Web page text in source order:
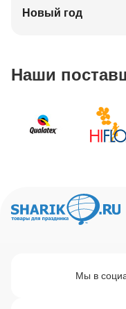
Новый год
Наши
Мы в